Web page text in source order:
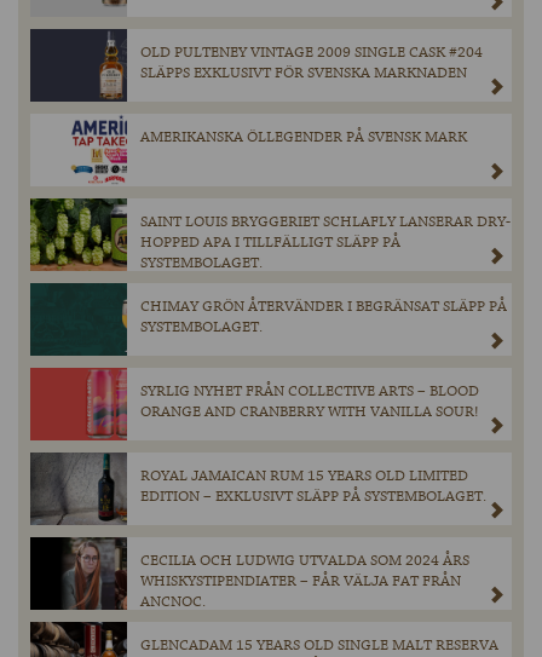
OLD PULTENEY VINTAGE 2009 SINGLE CASK #204
SLÄPPS EXKLUSIVT FÖR SVENSKA MARKNADEN
AMERIKANSKA ÖLLEGENDER PÅ SVENSK MARK
SAINT LOUIS BRYGGERIET SCHLAFLY LANSERAR DRY-
HOPPED APA I TILLFÄLLIGT SLÄPP PÅ
SYSTEMBOLAGET.
CHIMAY GRÖN ÅTERVÄNDER I BEGRÄNSAT SLÄPP PÅ
SYSTEMBOLAGET.
SYRLIG NYHET FRÅN COLLECTIVE ARTS – BLOOD
ORANGE AND CRANBERRY WITH VANILLA SOUR!
ROYAL JAMAICAN RUM 15 YEARS OLD LIMITED
EDITION – EXKLUSIVT SLÄPP PÅ SYSTEMBOLAGET.
CECILIA OCH LUDWIG UTVALDA SOM 2024 ÅRS
WHISKYSTIPENDIATER – FÅR VÄLJA FAT FRÅN
ANCNOC.
GLENCADAM 15 YEARS OLD SINGLE MALT RESERVA